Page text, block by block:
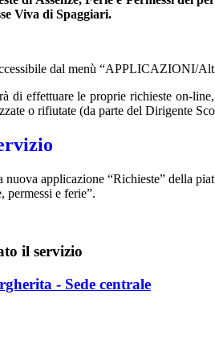
Viva di Spaggiari.
dal menù “APPLICAZIONI/
di effettuare le proprie richieste on-
o rifiutate (da parte del Dirigente
nuova applicazione “Richieste” della
permessi e ferie”.
il servizio
- Sede centrale